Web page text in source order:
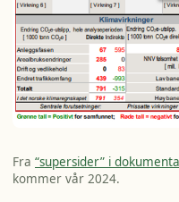
Fra “supersider” i
kommer vår 2024.